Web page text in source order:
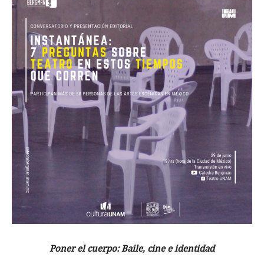
Poner el cuerpo: Baile, cine e identidad